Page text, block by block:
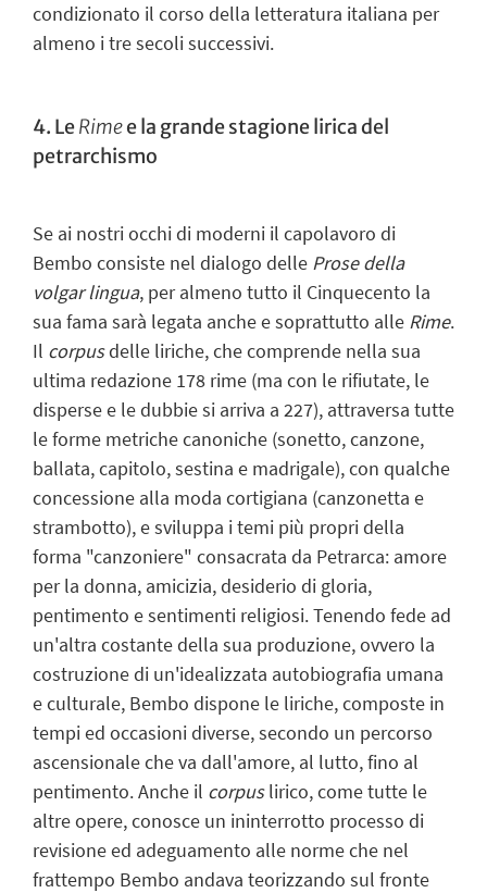
condizionato il corso della letteratura italiana per
almeno i tre secoli successivi.
4. LeRimee la grande stagione lirica del
petrarchismo
Se ai nostri occhi di moderni il capolavoro di
Bembo consiste nel dialogo delle Prose della
volgar lingua, per almeno tutto il Cinquecento la
sua fama sarà legata anche e soprattutto alle Rime.
Il corpusdelle liriche, che comprende nella sua
ultima redazione 178 rime (ma con le rifiutate, le
disperse e le dubbie si arriva a 227), attraversa tutte
le forme metriche canoniche (sonetto, canzone,
ballata, capitolo, sestina e madrigale), con qualche
concessione alla moda cortigiana (canzonetta e
strambotto), e sviluppa i temi più propri della
forma "canzoniere" consacrata da Petrarca: amore
per la donna, amicizia, desiderio di gloria,
pentimento e sentimenti religiosi. Tenendo fede ad
un'altra costante della sua produzione, ovvero la
costruzione di un'idealizzata autobiografia umana
e culturale, Bembo dispone le liriche, composte in
tempi ed occasioni diverse, secondo un percorso
ascensionale che va dall'amore, al lutto, fino al
pentimento. Anche il corpuslirico, come tutte le
altre opere, conosce un ininterrotto processo di
revisione ed adeguamento alle norme che nel
frattempo Bembo andava teorizzando sul fronte